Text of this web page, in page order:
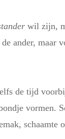
wil zijn,
ander, maar
de tijd
vormen.
schaamte